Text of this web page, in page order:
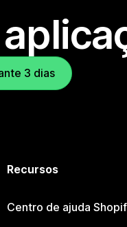
3 dias
Recursos
Centro de ajuda